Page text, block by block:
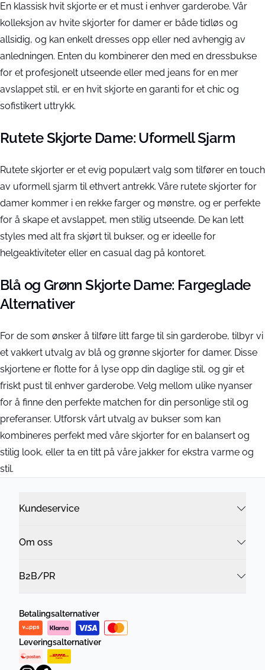
En klassisk hvit skjorte er et must i enhver garderobe. Vår
kolleksjon av hvite skjorter for damer er både tidløs og
allsidig, og kan enkelt dresses opp eller ned avhengig av
anledningen. Enten du kombinerer den med en dressbukse
for et profesjonelt utseende eller med jeans for en mer
avslappet stil, er en hvit skjorte en garanti for et chic og
sofistikert uttrykk.
Rutete Skjorte Dame: Uformell Sjarm
Rutete skjorter er et evig populært valg som tilfører en touch
av uformell sjarm til ethvert antrekk. Våre rutete skjorter for
damer kommer i en rekke farger og mønstre, og er perfekte
for å skape et avslappet, men stilig utseende. De kan lett
styles med alt fra skjørt til bukser, og er ideelle for
helgeaktiviteter eller en casual dag på kontoret.
Blå og Grønn Skjorte Dame: Fargeglade
Alternativer
For de som ønsker å tilføre litt farge til sin garderobe, tilbyr vi
et vakkert utvalg av blå og grønne skjorter for damer. Disse
skjortene er flotte for å lyse opp din daglige stil, og gir et
friskt pust til enhver garderobe. Velg mellom ulike nyanser
for å finne den perfekte matchen for din personlige stil og
preferanser. Utforsk vårt utvalg av bukser som kan
kombineres perfekt med våre skjorter for en balansert og
stilig look, eller ta en titt på våre jakker for ekstra varme og
stil.
Kundeservice
Om oss
B2B/PR
Betalingsalternativer
Leveringsalternativer